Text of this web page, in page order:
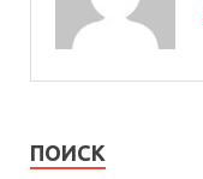
ПОИСК